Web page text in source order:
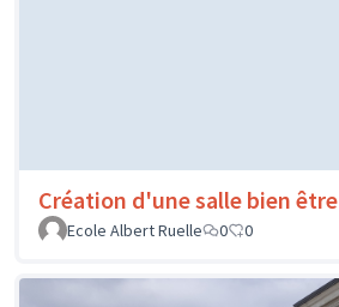
Création d'une salle bien être
Ecole Albert Ruelle
0 0